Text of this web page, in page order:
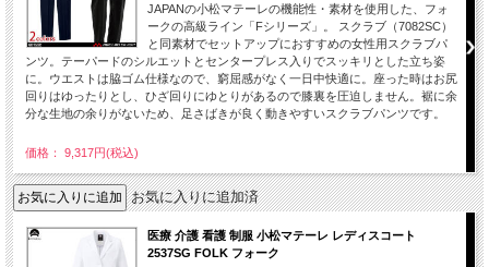
JAPANの小松マテーレの機能性・素材を使用した、フォ
ークの高級ライン「Fシリーズ」。 スクラブ（7082SC）
と同素材でセットアップにおすすめの女性用スクラブパ
ンツ。テーパードのシルエットとセンタープレス入りでスッキリとした立ち姿
に。ウエストは脇ゴム仕様なので、窮屈感がなく一日中快適に。座った時はお尻
回りはゆったりとし、ひざ回りにゆとりがあるので膝裏を圧迫しません。裾に余
分な生地の余りがないため、足さばきが良く動きやすいスクラブパンツです。
価格： 9,317円(税込)
お気に入りに追加済
医療 介護 看護 制服 小松マテーレ レディスコート
2537SG FOLK フォーク